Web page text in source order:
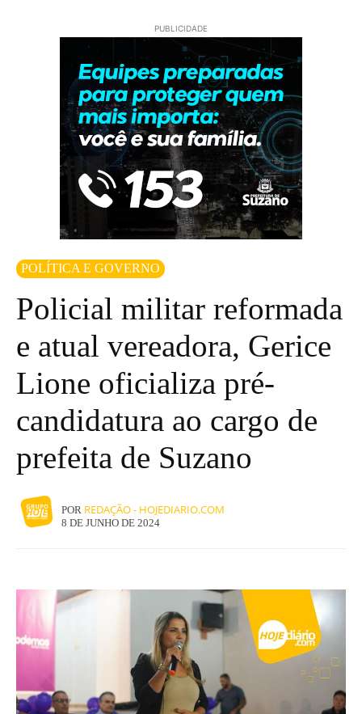
PUBLICIDADE
POLÍTICA E GOVERNO
Policial militar reformada
e atual vereadora, Gerice
Lione oficializa pré-
candidatura ao cargo de
prefeita de Suzano
POR REDAÇÃO - HOJEDIARIO.COM
8 DE JUNHO DE 2024